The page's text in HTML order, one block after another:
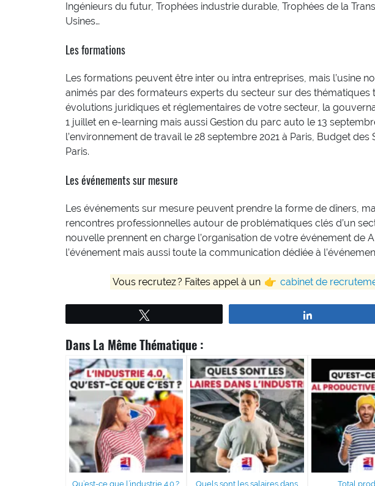
Ingénieurs du futur, Trophées industrie durable, Trophées de la
Usines…
Les formations
Les formations peuvent être inter ou intra entreprises, mais l’usine
animés par des formateurs experts du secteur sur des thématiques
évolutions juridiques et réglementaires de votre secteur, la
1 juillet en e-learning mais aussi Gestion du parc auto le 13
l’environnement de travail le 28 septembre 2021 à Paris, Budget des
Paris.
Les événements sur mesure
Les événements sur mesure peuvent prendre la forme de dîners,
rencontres professionnelles autour de problématiques clés d’un
nouvelle prennent en charge l’organisation de votre événement de
l’événement mais aussi toute la communication dédiée à
Vous recrutez ? Faites appel à un 👉 cabinet de
Dans La Même Thématique :
Qu’est-ce que l’industrie 4.0 ? Quels sont les salaires dans Total